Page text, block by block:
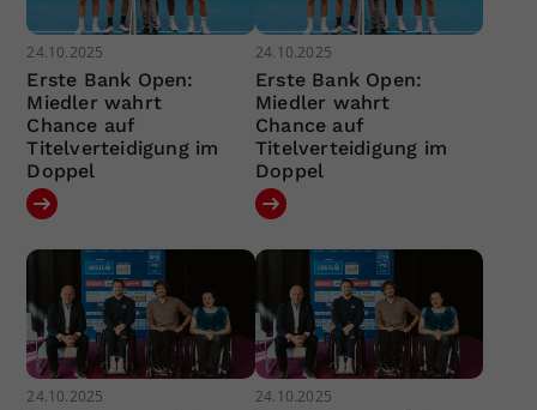
24.10.2025
Erste Bank Open:
Miedler wahrt
Chance auf
Titelverteidigung im
Doppel
24.10.2025
Erste Bank Open:
Miedler wahrt
Chance auf
Titelverteidigung im
Doppel
24.10.2025 24.10.2025